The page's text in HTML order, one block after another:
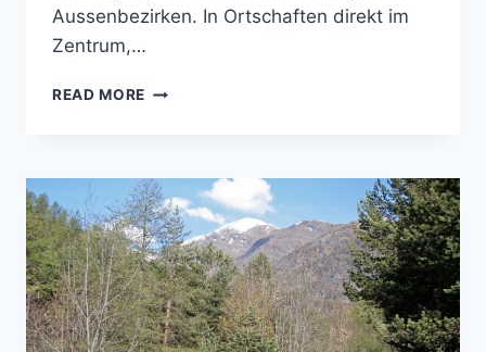
Aussenbezirken. In Ortschaften direkt im
Zentrum,…
READ MORE MIT
STELLPLÄTZE
FINDEN